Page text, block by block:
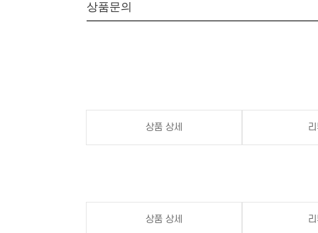
상품문의
상품 상세
상품 상세